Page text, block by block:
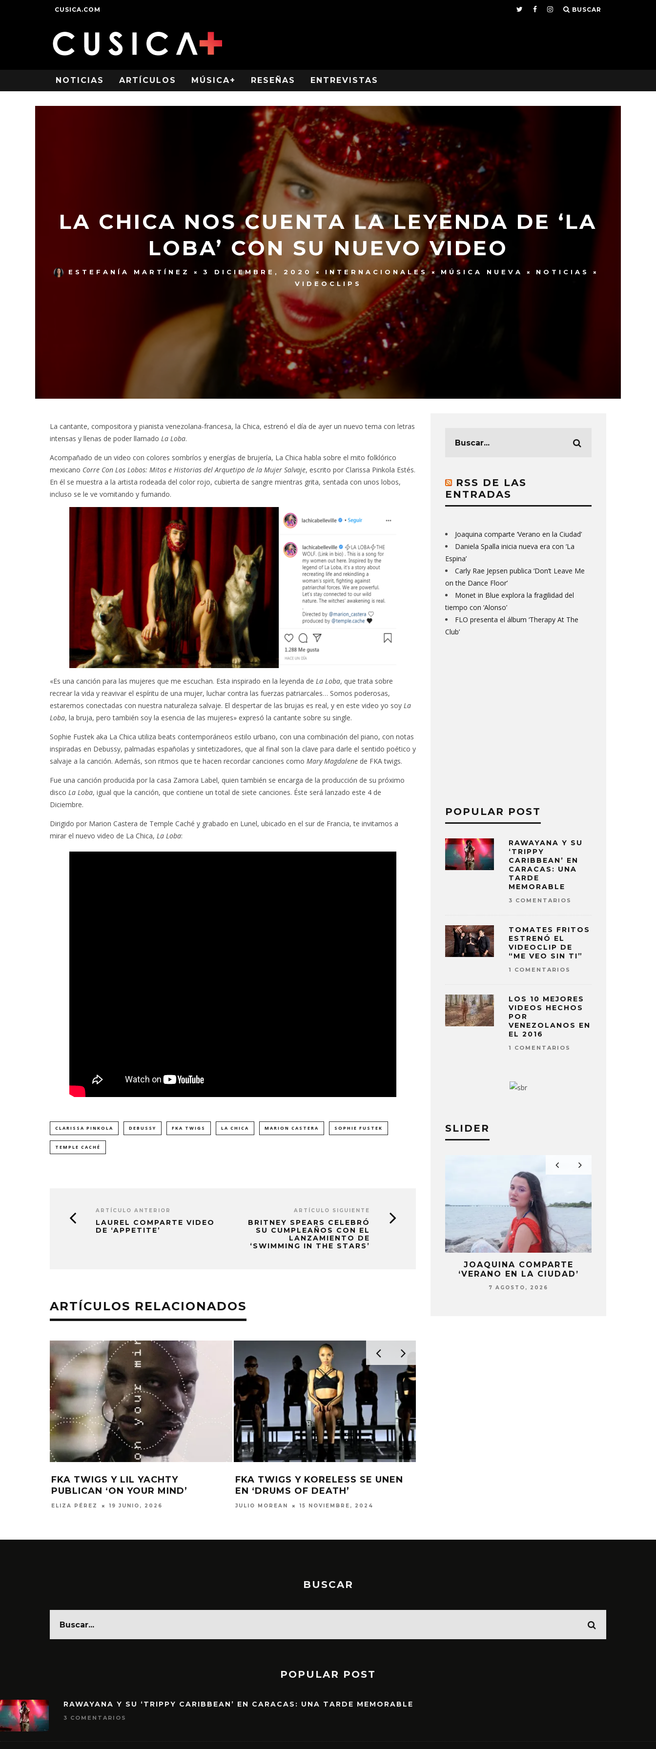
CUSICA.COM BUSCAR
NOTICIAS ARTÍCULOS MÚSICA+ RESEÑAS ENTREVISTAS
LA CHICA NOS CUENTA LA LEYENDA DE ‘LA
LOBA’ CON SU NUEVO VIDEO
ESTEFANÍA MARTÍNEZ 3 DICIEMBRE, 2020 INTERNACIONALES MÚSICA NUEVA
NOTICIAS
VIDEOCLIPS
La cantante, compositora y pianista venezolana-francesa, la Chica, estrenó el día de ayer un nuevo tema con letras
intensas y llenas de poder llamado La Loba.
Acompañado de un video con colores sombríos y energías de brujería, La Chica habla sobre el mito folklórico
mexicano Corre Con Los Lobos: Mitos e Historias del Arquetipo de la Mujer Salvaje, escrito por Clarissa Pinkola Estés.
En él se muestra a la artista rodeada del color rojo, cubierta de sangre mientras grita, sentada con unos lobos,
incluso se le ve vomitando y fumando.
«Es una canción para las mujeres que me escuchan. Esta inspirado en la leyenda de La Loba, que trata sobre
recrear la vida y reavivar el espíritu de una mujer, luchar contra las fuerzas patriarcales… Somos poderosas,
estaremos conectadas con nuestra naturaleza salvaje. El despertar de las brujas es real, y en este video yo soy La
Loba, la bruja, pero también soy la esencia de las mujeres» expresó la cantante sobre su single.
Sophie Fustek aka La Chica utiliza beats contemporáneos estilo urbano, con una combinación del piano, con notas
inspiradas en Debussy, palmadas españolas y sintetizadores, que al final son la clave para darle el sentido poético y
salvaje a la canción. Además, son ritmos que te hacen recordar canciones como Mary Magdalene de FKA twigs.
Fue una canción producida por la casa Zamora Label, quien también se encarga de la producción de su próximo
disco La Loba, igual que la canción, que contiene un total de siete canciones. Éste será lanzado este 4 de
Diciembre.
Dirigido por Marion Castera de Temple Caché y grabado en Lunel, ubicado en el sur de Francia, te invitamos a
mirar el nuevo video de La Chica, La Loba:
CLARISSA PINKOLA DEBUSSY FKA TWIGS LA CHICA MARION CASTERA SOPHIE FUSTEK
TEMPLE CACHÉ
ARTÍCULO ANTERIOR
LAUREL COMPARTE VIDEO
DE ‘APPETITE’
ARTÍCULO SIGUIENTE
BRITNEY SPEARS CELEBRÓ
SU CUMPLEAÑOS CON EL
LANZAMIENTO DE
‘SWIMMING IN THE STARS’
ARTÍCULOS RELACIONADOS
FKA TWIGS Y LIL YACHTY
PUBLICAN ‘ON YOUR MIND’
ELIZA PÉREZ 19 JUNIO, 2026
FKA TWIGS Y KORELESS SE UNEN
EN ‘DRUMS OF DEATH’
JULIO MOREAN 15 NOVIEMBRE, 2024
RSS DE LAS
ENTRADAS
Joaquina comparte ‘Verano en la Ciudad’
Daniela Spalla inicia nueva era con ‘La
Espina’
Carly Rae Jepsen publica ‘Don’t Leave Me
on the Dance Floor’
Monet in Blue explora la fragilidad del
tiempo con ‘Alonso’
FLO presenta el álbum ‘Therapy At The
Club’
POPULAR POST
RAWAYANA Y SU
‘TRIPPY
CARIBBEAN’ EN
CARACAS: UNA
TARDE
MEMORABLE
3 COMENTARIOS
TOMATES FRITOS
ESTRENÓ EL
VIDEOCLIP DE
“ME VEO SIN TI”
1 COMENTARIOS
LOS 10 MEJORES
VIDEOS HECHOS
POR
VENEZOLANOS EN
EL 2016
1 COMENTARIOS
SLIDER
JOAQUINA COMPARTE
‘VERANO EN LA CIUDAD’
7 AGOSTO, 2026
BUSCAR
POPULAR POST
RAWAYANA Y SU ‘TRIPPY CARIBBEAN’ EN CARACAS: UNA TARDE MEMORABLE
3 COMENTARIOS